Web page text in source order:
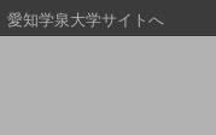
愛知学泉大学サイトへ